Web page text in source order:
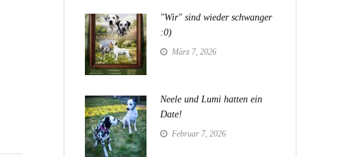
"Wir" sind wieder schwanger
:0)
März 7, 2026
Neele und Lumi hatten ein
Date!
Februar 7, 2026